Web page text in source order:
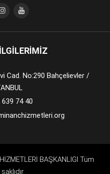
Cad. No:290 Bahçelievler /
639 74 40
BAŞKANLIGI Tüm